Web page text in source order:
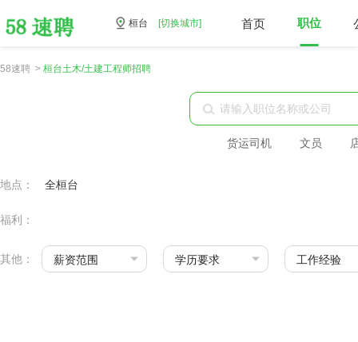
桓台 [切换城市] 首页 职位
58速聘 > 桓台土木/土建工程师招聘
货运司机 文员
地点： 全桓台
福利：
其他： 薪资范围 学历要求 工作经验